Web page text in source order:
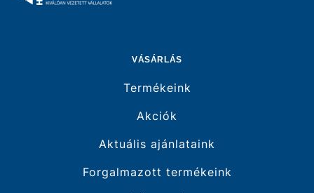
VÁSÁRLÁS
Termékeink
Akciók
Aktuális ajánlataink
Forgalmazott termékeink